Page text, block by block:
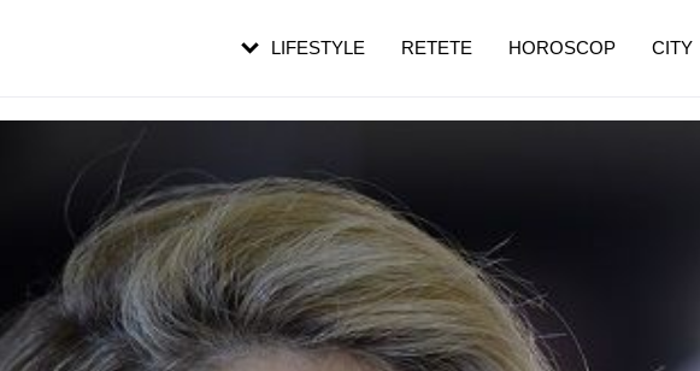
LIFESTYLE RETETE HOROSCOP CITY
pe măsură ce înaintezi în vârstă
de dureroasă este investigația